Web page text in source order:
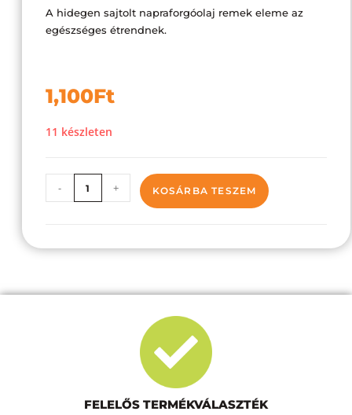
A hidegen sajtolt napraforgóolaj remek eleme az
egészséges étrendnek.
1,100Ft
11 készleten
- + KOSÁRBA TESZEM
FELELŐS TERMÉKVÁLASZTÉK